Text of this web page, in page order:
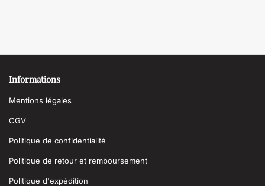
Informations
Mentions légales
CGV
Politique de confidentialité
Politique de retour et remboursement
Politique d'expédition